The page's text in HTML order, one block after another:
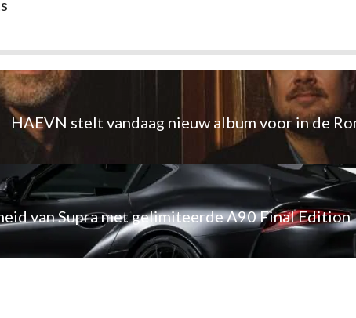
HAEVN stelt vandaag nieuw album voor in de
van Supra met gelimiteerde A90 Final Edition